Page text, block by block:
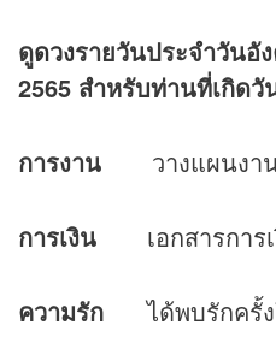
ดูดวงรายวันประจำวันอั
2565 สำหรับท่านที่เกิด
การงาน วางแผนงาน
การเงิน เอกสารการเ
ความรัก ได้พบรักครั้ง